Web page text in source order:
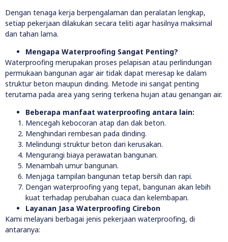
Dengan tenaga kerja berpengalaman dan peralatan lengkap,
setiap pekerjaan dilakukan secara teliti agar hasilnya maksimal
dan tahan lama.
Mengapa Waterproofing Sangat Penting?
Waterproofing merupakan proses pelapisan atau perlindungan
permukaan bangunan agar air tidak dapat meresap ke dalam
struktur beton maupun dinding. Metode ini sangat penting
terutama pada area yang sering terkena hujan atau genangan air.
Beberapa manfaat waterproofing antara lain:
Mencegah kebocoran atap dan dak beton.
Menghindari rembesan pada dinding.
Melindungi struktur beton dari kerusakan.
Mengurangi biaya perawatan bangunan.
Menambah umur bangunan.
Menjaga tampilan bangunan tetap bersih dan rapi.
Dengan waterproofing yang tepat, bangunan akan lebih
kuat terhadap perubahan cuaca dan kelembapan.
Layanan Jasa Waterproofing Cirebon
Kami melayani berbagai jenis pekerjaan waterproofing, di
antaranya: